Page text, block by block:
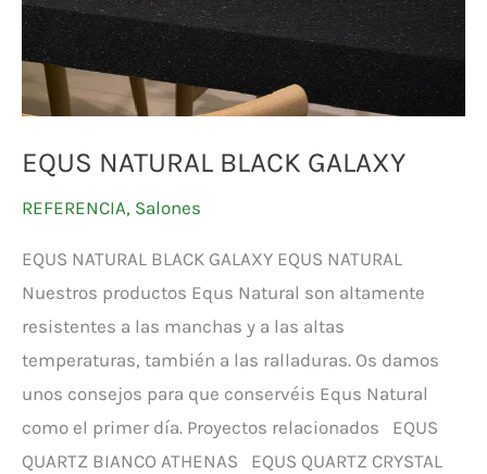
EQUS NATURAL BLACK GALAXY
REFERENCIA, Salones
EQUS NATURAL BLACK GALAXY EQUS NATURAL
Nuestros productos Equs Natural son altamente
resistentes a las manchas y a las altas
temperaturas, también a las ralladuras. Os damos
unos consejos para que conservéis Equs Natural
como el primer día. Proyectos relacionados EQUS
QUARTZ BIANCO ATHENAS EQUS QUARTZ CRYSTAL